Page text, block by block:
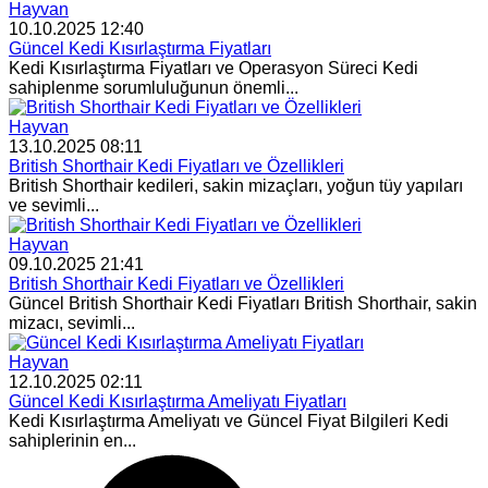
Hayvan
10.10.2025 12:40
Güncel Kedi Kısırlaştırma Fiyatları
Kedi Kısırlaştırma Fiyatları ve Operasyon Süreci Kedi
sahiplenme sorumluluğunun önemli...
Hayvan
13.10.2025 08:11
British Shorthair Kedi Fiyatları ve Özellikleri
British Shorthair kedileri, sakin mizaçları, yoğun tüy yapıları
ve sevimli...
Hayvan
09.10.2025 21:41
British Shorthair Kedi Fiyatları ve Özellikleri
Güncel British Shorthair Kedi Fiyatları British Shorthair, sakin
mizacı, sevimli...
Hayvan
12.10.2025 02:11
Güncel Kedi Kısırlaştırma Ameliyatı Fiyatları
Kedi Kısırlaştırma Ameliyatı ve Güncel Fiyat Bilgileri Kedi
sahiplerinin en...